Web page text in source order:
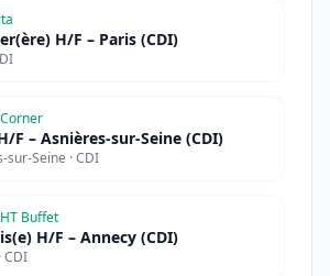
H/F – Paris (CDI)
F – Asnières-sur-Seine (CDI)
sur-Seine · CDI
Buffet
H/F – Annecy (CDI)
CDI